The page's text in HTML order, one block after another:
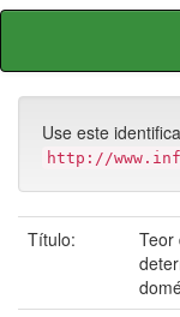
Skip
Use este
http://
Título:
Teor